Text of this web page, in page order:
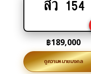
Add
cart
฿189,000
ดูความหมายมงคล